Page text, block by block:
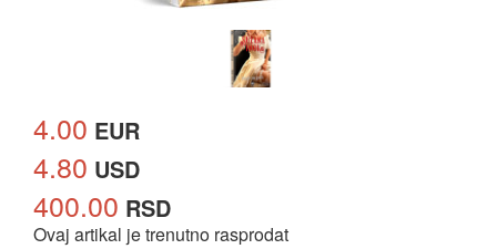
4.00 EUR
4.80 USD
400.00 RSD
Ovaj artikal je trenutno rasprodat